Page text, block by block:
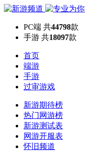
PC端 共44798款
手游 共18097款
首页
端游
手游
过审游戏
新游期待榜
热门网游榜
新游测试表
网游开服表
怀旧频道